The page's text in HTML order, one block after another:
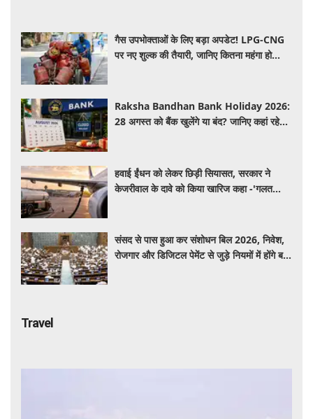
गैस उपभोक्ताओं के लिए बड़ा अपडेट! LPG-CNG
पर नए शुल्क की तैयारी, जानिए कितना महंगा हो
Raksha Bandhan Bank Holiday 2026:
28 अगस्त को बैंक खुलेंगे या बंद? जानिए कहां रहेगी
हवाई ईंधन को लेकर छिड़ी सियासत, सरकार ने
केजरीवाल के दावे को किया खारिज कहा -'गलत
संसद से पास हुआ कर संशोधन बिल 2026, निवेश,
रोजगार और डिजिटल पेमेंट से जुड़े नियमों में होंगे बड़े
Travel